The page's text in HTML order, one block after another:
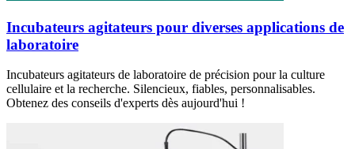
Incubateurs agitateurs pour diverses applications de
laboratoire
Incubateurs agitateurs de laboratoire de précision pour la culture
cellulaire et la recherche. Silencieux, fiables, personnalisables.
Obtenez des conseils d'experts dès aujourd'hui !